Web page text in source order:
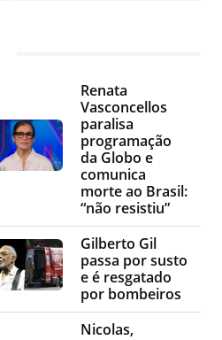
Renata
Vasconcellos
paralisa
programação
da Globo e
comunica
morte ao Brasil:
“não resistiu”
Gilberto Gil
passa por susto
e é resgatado
por bombeiros
Nicolas,